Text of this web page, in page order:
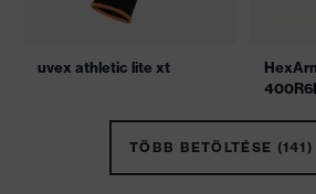
uvex athletic lite xt
TÖBB BETÖLTÉSE (141)